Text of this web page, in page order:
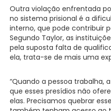
Outra violação enfrentada
no sistema prisional é a
interno, que pode contribuir
Segundo Taylor, as
pela suposta falta de
ela, trata-se de mais uma
“Quando a pessoa trabalha,
que esses presídios não
elas. Precisamos quebrar